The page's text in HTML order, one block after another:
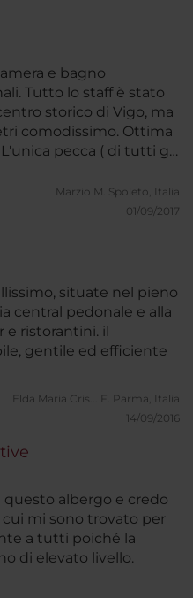
e bagno
Tutto lo staff è stato
storico di Vigo, ma
comodissimo. Ottima
pecca ( di tutti gli
è lentissima ed è
altro. In tutti gli altri
Dovreste lavorare su
Marzio M. Spoleto, Italia
01/09/2017
ristorantini. il
personale e super disponibile, gentile ed efficiente
Elda Maria Cris... F.
Parma, Italia
14/09/2016
albergo e credo
mi sono trovato per
a tutti poiché la
di elevato livello.